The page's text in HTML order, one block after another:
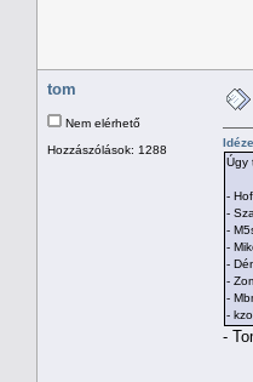
tom
Nem elérhető
Hozzászólások: 1288
Úgy
-
-
-
-
-
-
-
-
-